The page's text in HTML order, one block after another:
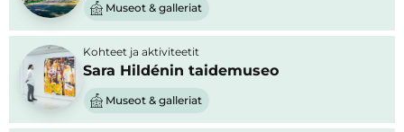
Museot & galleriat
Kohteet ja aktiviteetit
Sara Hildénin taidemuseo
Museot & galleriat